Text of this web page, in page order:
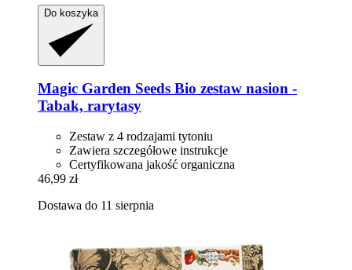
Do koszyka
Magic Garden Seeds Bio zestaw nasion -​
Tabak, rarytasy
Zestaw z 4 rodzajami tytoniu
Zawiera szczegółowe instrukcje
Certyfikowana jakość organiczna
46,99 zł
Dostawa do 11 sierpnia